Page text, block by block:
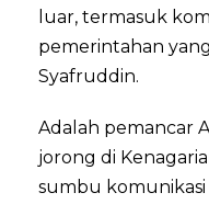
luar, termasuk
pemerintahan
Syafruddin.
Adalah pemancar
jorong di
sumbu komunikasi